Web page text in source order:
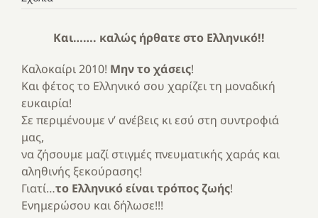
Και……. καλώς ήρθατε στο Ελληνικό!!
Καλοκαίρι 2010! Μην το χάσεις!
Και φέτος το Ελληνικό σου χαρίζει τη μοναδική
ευκαιρία!
Σε περιμένουμε ν’ ανέβεις κι εσύ στη συντροφιά
μας,
να ζήσουμε μαζί στιγμές πνευματικής χαράς και
αληθινής ξεκούρασης!
Γιατί…το Ελληνικό είναι τρόπος ζωής!
Ενημερώσου και δήλωσε!!!